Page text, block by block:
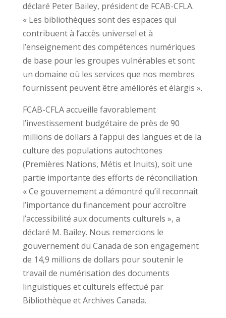
déclaré Peter Bailey, président de FCAB-CFLA.
« Les bibliothèques sont des espaces qui
contribuent à l’accès universel et à
l’enseignement des compétences numériques
de base pour les groupes vulnérables et sont
un domaine où les services que nos membres
fournissent peuvent être améliorés et élargis ».
FCAB-CFLA accueille favorablement
l’investissement budgétaire de près de 90
millions de dollars à l’appui des langues et de la
culture des populations autochtones
(Premières Nations, Métis et Inuits), soit une
partie importante des efforts de réconciliation.
« Ce gouvernement a démontré qu’il reconnaît
l’importance du financement pour accroître
l’accessibilité aux documents culturels », a
déclaré M. Bailey. Nous remercions le
gouvernement du Canada de son engagement
de 14,9 millions de dollars pour soutenir le
travail de numérisation des documents
linguistiques et culturels effectué par
Bibliothèque et Archives Canada.